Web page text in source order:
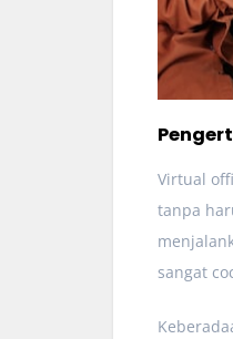
Virtual
tanpa
sangat